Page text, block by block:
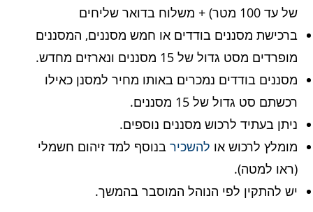
של עד 100 מטר) + משלוח בדואר שליחים
ברכישת מסננים בודדים או חמש מסננים, המסננים
מופרדים מסט גדול של 15 מסננים ונארזים מחדש.
מסננים בודדים נמכרים באותו מחיר למסנן כאילו
רכשתם סט גדול של 15 מסננים.
ניתן בעתיד לרכוש מסננים נוספים.
מומלץ לרכוש או להשכיר בנוסף למד זיהום חשמלי
(ראו למטה).
יש להתקין לפי הנוהל המוסבר בהמשך.